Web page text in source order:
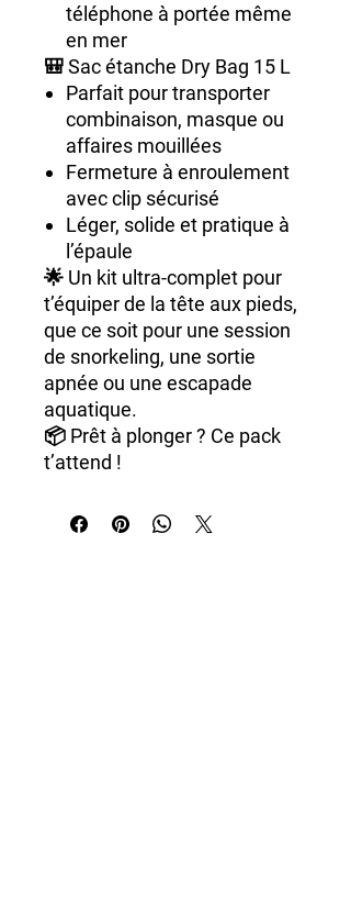
téléphone à portée même
en mer
🎒Sac étanche Dry Bag 15 L
Parfait pour transporter
combinaison, masque ou
affaires mouillées
Fermeture à enroulement
avec clip sécurisé
Léger, solide et pratique à
l’épaule
🌟 Un kit ultra-complet pour
t’équiper de la tête aux pieds,
que ce soit pour une session
de snorkeling, une sortie
apnée ou une escapade
aquatique.
📦 Prêt à plonger ? Ce pack
t’attend !